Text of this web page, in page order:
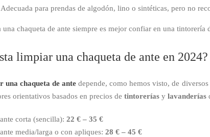
Adecuada para prendas de algodón, lino o sintéticas, pero no
chaqueta de ante siempre es mejor confiar en una tintorería
limpiar una chaqueta de ante en 2024?
una chaqueta de ante depende, como hemos visto, de
orientativos basados en precios de tintorerías y lavanderías
corta (sencilla): 22 € – 35 €
media/larga o con apliques: 28 € – 45 €